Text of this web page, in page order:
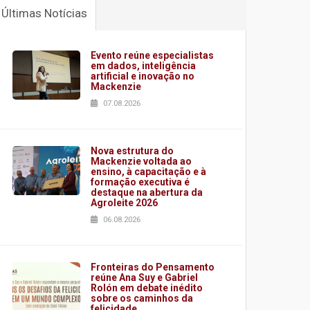
Últimas Notícias
Evento reúne especialistas
em dados, inteligência
artificial e inovação no
Mackenzie
07.08.2026
Nova estrutura do
Mackenzie voltada ao
ensino, à capacitação e à
formação executiva é
destaque na abertura da
Agroleite 2026
06.08.2026
Fronteiras do Pensamento
reúne Ana Suy e Gabriel
Rolón em debate inédito
sobre os caminhos da